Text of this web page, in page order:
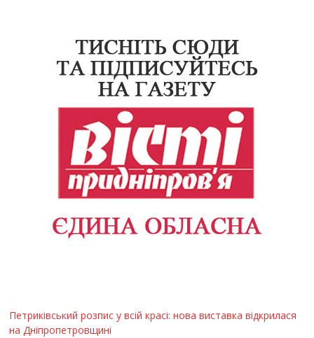
Петриківський розпис у всій красі: нова виставка відкрилася
на Дніпропетровщині